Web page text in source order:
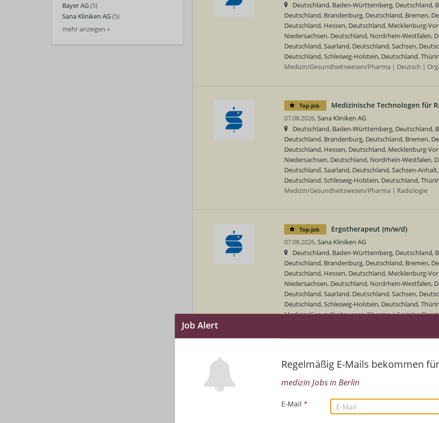
Bayer AG(5)
Sana Kliniken AG(5)
mehr anzeigen »
Regelmäßig E-Mails bekommen für
medizin Jobs in Berlin
E-Mail *
Deutschland, Baden-Württemberg, Deutschland,
Deutschland, Brandenburg, Deutschland, Bremen,
Deutschland, Hessen, Deutschland, Mecklenburg-
Niedersachsen, Deutschland, Nordrhein-Westfalen,
Deutschland, Saarland, Deutschland, Sachsen,
Deutschland, Schleswig-Holstein, Deutschland,
Medizin/Gesundheitswesen/Pharma | Deutsch |
Top-Job Medizinische Technologen für
07.08.2026, Sana Kliniken AG
Deutschland, Baden-Württemberg, Deutschland,
Deutschland, Brandenburg, Deutschland, Bremen,
Deutschland, Hessen, Deutschland, Mecklenburg-
Niedersachsen, Deutschland, Nordrhein-Westfalen,
Deutschland, Saarland, Deutschland, Sachsen-
Deutschland, Schleswig-Holstein, Deutschland,
Medizin/Gesundheitswesen/Pharma | Radiologie
Top-Job Ergotherapeut (m/w/d)
07.08.2026, Sana Kliniken AG
Deutschland, Baden-Württemberg, Deutschland,
Deutschland, Brandenburg, Deutschland, Bremen,
Deutschland, Hessen, Deutschland, Mecklenburg-
Niedersachsen, Deutschland, Nordrhein-Westfalen,
Deutschland, Saarland, Deutschland, Sachsen,
Deutschland, Schleswig-Holstein, Deutschland,
Medizin/Gesundheitswesen/Pharma | Soziales/
Top-Job Physiotherapeut (m/w/d)
Baden-Württemberg, Deutschland, Bayern,
Bremen, Deutschland, Hamburg, Deutschland,
Vorpommern, Deutschland, Niedersachsen,
Deutschland, Rheinland-Pfalz, Deutschland,